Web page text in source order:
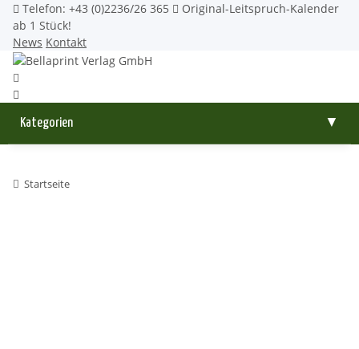
Telefon: +43 (0)2236/26 365
Original-Leitspruch-Kalender
ab 1 Stück!
News Kontakt
Kategorien ▼
Startseite